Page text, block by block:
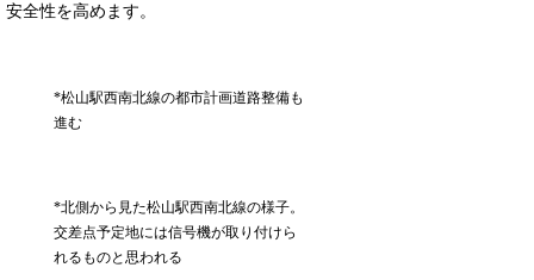
安全性を高めます。
*松山駅西南北線の都市計画道路整備も
進む
*北側から見た松山駅西南北線の様子。
交差点予定地には信号機が取り付けら
れるものと思われる